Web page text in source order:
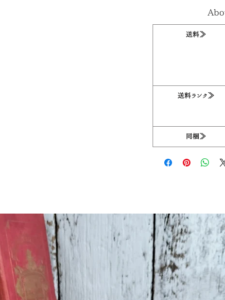
送料≫
送料ランク≫
同梱≫